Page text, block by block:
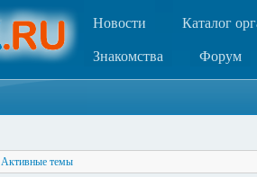
Новости Каталог
Знакомства Форум
Активные темы